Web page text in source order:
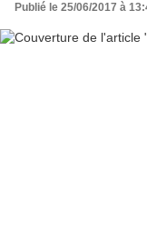
Publié le 25/06/2017 à